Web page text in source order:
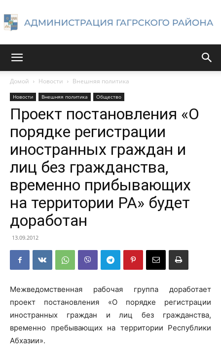
Гагрского
района
Домой Новости Внешняя политика
Новости Внешняя политика Общество
Проект постановления «О
порядке регистрации
иностранных граждан и
лиц без гражданства,
временно прибывающих
на территории РА» будет
доработан
13.09.2012
Межведомственная рабочая группа доработает
проект постановления «О порядке регистрации
иностранных граждан и лиц без гражданства,
временно пребывающих на территории Республики
Абхазии».